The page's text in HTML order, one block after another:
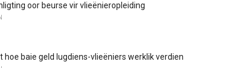
oor beurse vir vlieënieropleiding
hoe baie geld lugdiens-vlieëniers werklik verdien